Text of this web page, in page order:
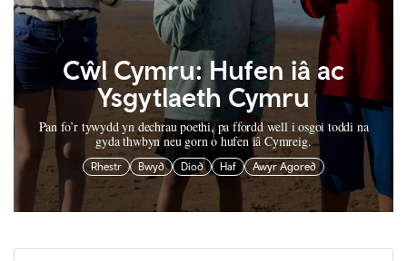
Cŵl Cymru: Hufen iâ ac
Ysgytlaeth Cymru
Pan fo’r tywydd yn dechrau poethi, pa ffordd well i osgoi toddi na
gyda thwbyn neu gorn o hufen iâ Cymreig.
Rhestr Bwyd Diod Haf Awyr Agored